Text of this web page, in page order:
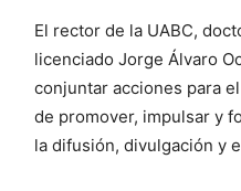
El rector de la UABC,
licenciado Jorge Álvaro
conjuntar acciones para
de promover, impulsar y
la difusión, divulgación y